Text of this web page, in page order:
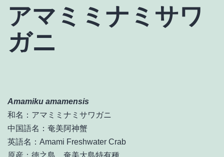
アマミミナミサワ
ガニ
Amamiku amamensis
和名：アマミミナミサワガニ
中国語名：奄美阿神蟹
英語名：Amami Freshwater Crab
原産：徳之島、奄美大島特有種